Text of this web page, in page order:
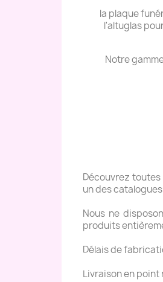
la plaque
l'altuglas
Notre
Découvrez
un des
Nous ne
produits
Délais de
Livraison en